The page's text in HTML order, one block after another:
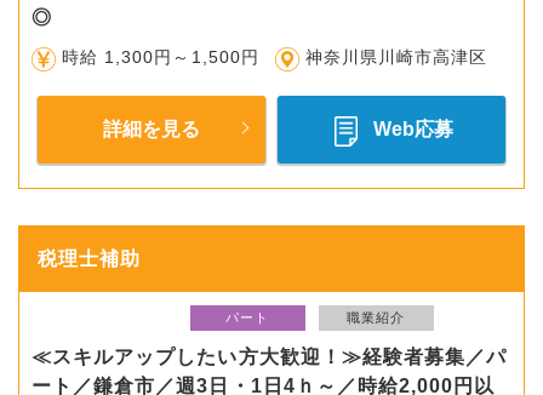
◎
時給 1,300円～1,500円 神奈川県川崎市高津区
詳細を見る Web応募
税理士補助
パート 職業紹介
≪スキルアップしたい方大歓迎！≫経験者募集／パ
ート／鎌倉市／週3日・1日4ｈ～／時給2,000円以